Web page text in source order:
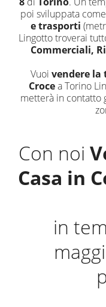
poi sviluppata
e trasporti
Lingotto troverai
Commerciali,
Vuoi vendere la
Crocea Torino
metterà in contatto
Con noi
Casa in
in